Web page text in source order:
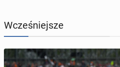
Wcześniejsze